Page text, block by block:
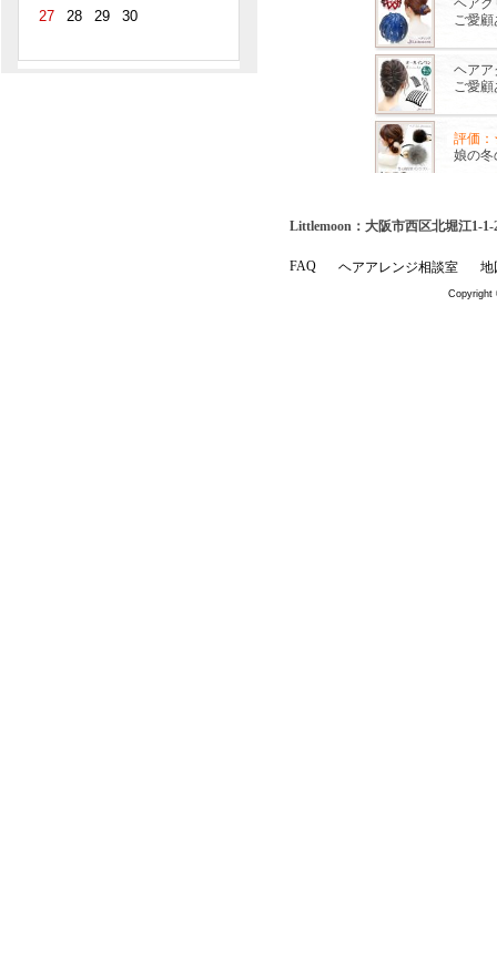
Littlemoon：大阪市西区北堀江1-
FAQ ヘアアレンジ相談室 地